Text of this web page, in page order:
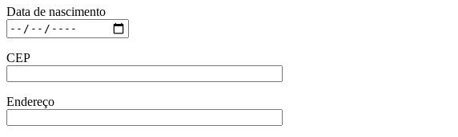
Data de nascimento
CEP
Endereço